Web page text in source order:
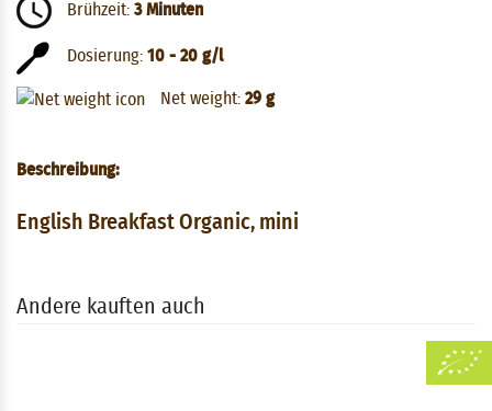
Brühzeit: 3 Minuten
Dosierung: 10 - 20 g/l
Net weight: 29 g
Beschreibung:
English Breakfast Organic, mini
Andere kauften auch